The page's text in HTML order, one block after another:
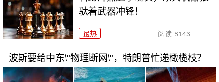
驮着武器冲锋！
最热 阅读 8143
波斯要给中东\"物理断网\"，特朗普忙递橄榄枝？